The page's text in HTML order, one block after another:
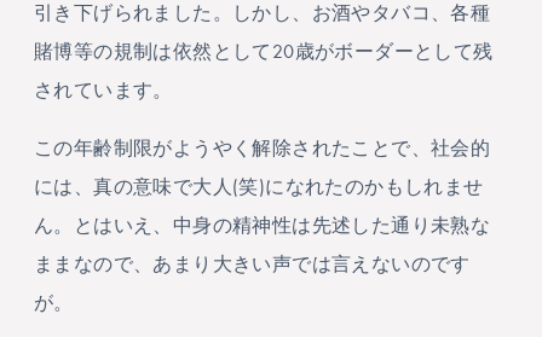
引き下げられました。しかし、お酒やタバコ、各種
賭博等の規制は依然として20歳がボーダーとして残
されています。
この年齢制限がようやく解除されたことで、社会的
には、真の意味で大人(笑)になれたのかもしれませ
ん。とはいえ、中身の精神性は先述した通り未熟な
ままなので、あまり大きい声では言えないのです
が。